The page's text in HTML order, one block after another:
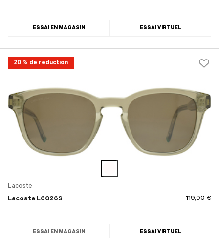
ESSAI EN MAGASIN ESSAI VIRTUEL
20 % de réduction
Lacoste
Lacoste L6026S
119,00 €
ESSAI EN MAGASIN ESSAI VIRTUEL